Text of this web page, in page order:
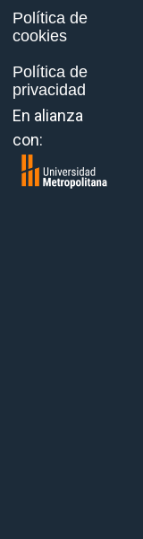
Política de
cookies
Política de
privacidad
En alianza
con: